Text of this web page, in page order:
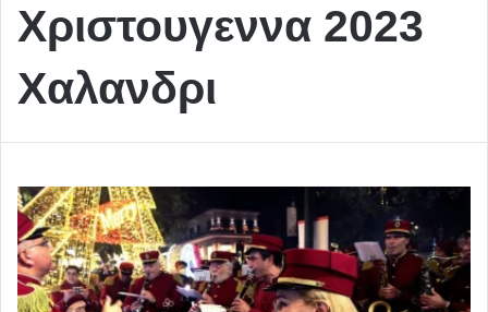
Χριστουγεννα 2023
Χαλανδρι